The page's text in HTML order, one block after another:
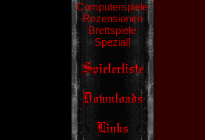
Computerspiele
Rezensionen
Brettspiele
Spezial!